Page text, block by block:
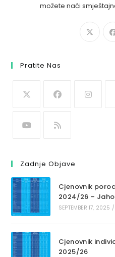
možete naći
Pratite Nas
Zadnje Objave
Cjenovnik
2024/26 –
SEPTEMBER 17, 2025 /
Cjenovnik
2025/26